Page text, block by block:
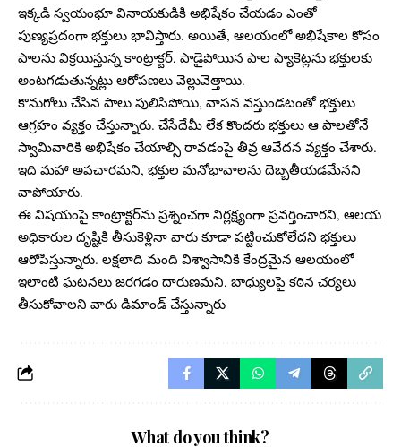
ఇక్కడి స్వయంభూ వినాయకుడికి అభిషేకం చేయడం ఎంతో
పుణ్యప్రదంగా భక్తులు భావిస్తారు. అయితే, ఆలయంలో అభిషేకాల కోసం
పాలను విక్రయిస్తున్న కాంట్రాక్టర్, పాడైపోయిన పాల ప్యాకెట్లను భక్తులకు
అంటగడుతున్నట్లు ఆరోపణలు వెల్లువెత్తాయి.
కొనుగోలు చేసిన పాలు పులిసిపోయి, వాసన వస్తుండటంతో భక్తులు
ఆగ్రహం వ్యక్తం చేస్తున్నారు. చేసేదేమీ లేక కొందరు భక్తులు ఆ పాలతోనే
స్వామివారికి అభిషేకం చేయాల్సి రావడంపై తీవ్ర ఆవేదన వ్యక్తం చేశారు.
ఇది మహా అపచారమని, భక్తుల మనోభావాలను దెబ్బతీయడమేనని
వాపోయారు.
ఈ విషయంపై కాంట్రాక్టర్‌ను ప్రశ్నించగా నిర్లక్ష్యంగా ప్రవర్తించారని, ఆలయ
అధికారుల దృష్టికి తీసుకెళ్లినా వారు కూడా పట్టించుకోలేదని భక్తులు
ఆరోపిస్తున్నారు. లక్షలాది మంది విశ్వాసానికి కేంద్రమైన ఆలయంలో
ఇలాంటి ఘటనలు జరగడం దారుణమని, బాధ్యులపై కఠిన చర్యలు
తీసుకోవాలని వారు డిమాండ్ చేస్తున్నారు
What do you think?